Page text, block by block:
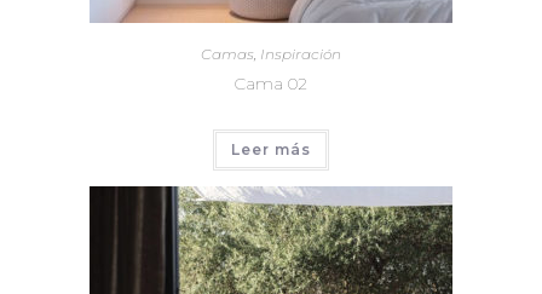
Camas, Inspiración
Cama 02
Leer más